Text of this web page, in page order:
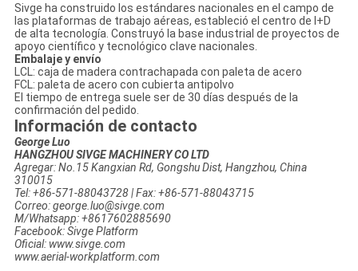
Sivge ha construido los estándares nacionales en el campo de
las plataformas de trabajo aéreas, estableció el centro de I+D
de alta tecnología. Construyó la base industrial de proyectos de
apoyo científico y tecnológico clave nacionales.
Embalaje y envío
LCL: caja de madera contrachapada con paleta de acero
FCL: paleta de acero con cubierta antipolvo
El tiempo de entrega suele ser de 30 días después de la
confirmación del pedido.
Información de contacto
George Luo
HANGZHOU SIVGE MACHINERY CO LTD
Agregar: No.15 Kangxian Rd, Gongshu Dist, Hangzhou, China
310015
Tel: +86-571-88043728 | Fax: +86-571-88043715
Correo: george.luo@sivge.com
M/Whatsapp: +8617602885690
Facebook: Sivge Platform
Oficial: www.sivge.com
www.aerial-workplatform.com